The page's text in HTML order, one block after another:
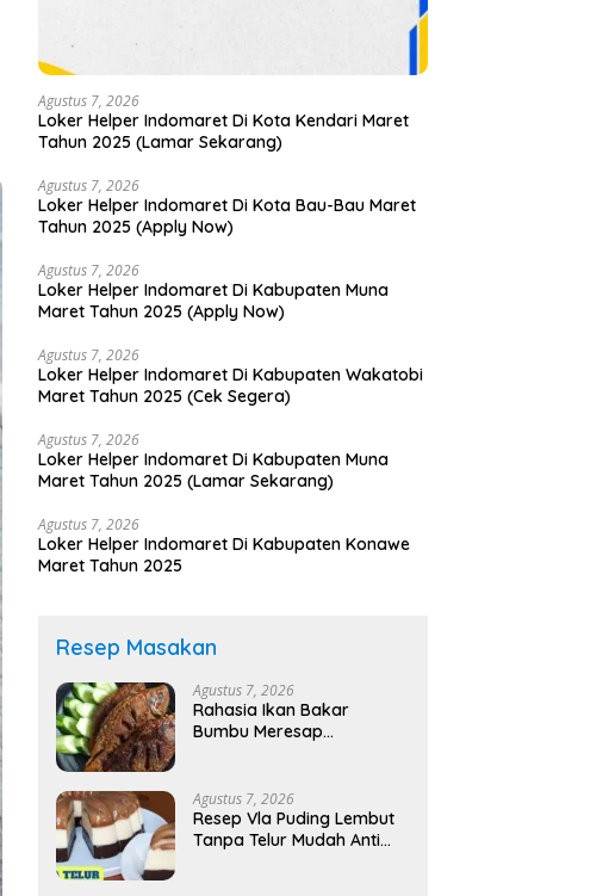
Agustus 7, 2026
Loker Helper Indomaret Di Kota Kendari Maret
Tahun 2025 (Lamar Sekarang)
Agustus 7, 2026
Loker Helper Indomaret Di Kota Bau-Bau Maret
Tahun 2025 (Apply Now)
Agustus 7, 2026
Loker Helper Indomaret Di Kabupaten Muna
Maret Tahun 2025 (Apply Now)
Agustus 7, 2026
Loker Helper Indomaret Di Kabupaten Wakatobi
Maret Tahun 2025 (Cek Segera)
Agustus 7, 2026
Loker Helper Indomaret Di Kabupaten Muna
Maret Tahun 2025 (Lamar Sekarang)
Agustus 7, 2026
Loker Helper Indomaret Di Kabupaten Konawe
Maret Tahun 2025
Resep Masakan
Agustus 7, 2026
Rahasia Ikan Bakar
Bumbu Meresap
Agustus 7, 2026
Resep Vla Puding Lembut
Tanpa Telur Mudah Anti